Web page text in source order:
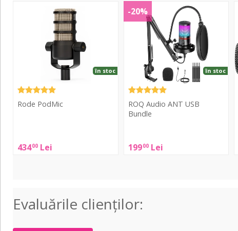
Rode PodMic
43400 Lei
în stoc
ANT
USB
Bundle
ROQ Audio ANT USB
Bundle
19900 Lei
-20%
în stoc
Audio
Evaluările clienţilor: